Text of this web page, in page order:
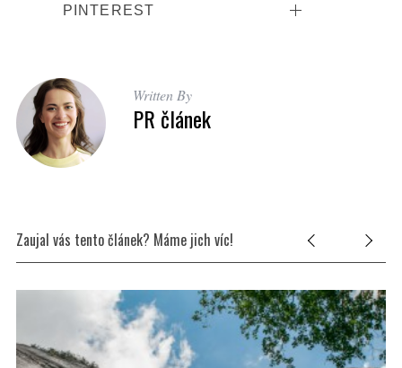
PINTEREST
Written By
PR článek
Zaujal vás tento článek? Máme jich víc!